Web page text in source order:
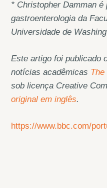
* Christopher Damman é
gastroenterologia da
Universidade de
Este artigo foi publicado
notícias acadêmicas
sob licença Creative
original em inglês.
https://www.bbc.com/